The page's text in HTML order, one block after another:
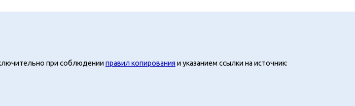
при соблюденииправил копирования и указанием ссылки на источник: